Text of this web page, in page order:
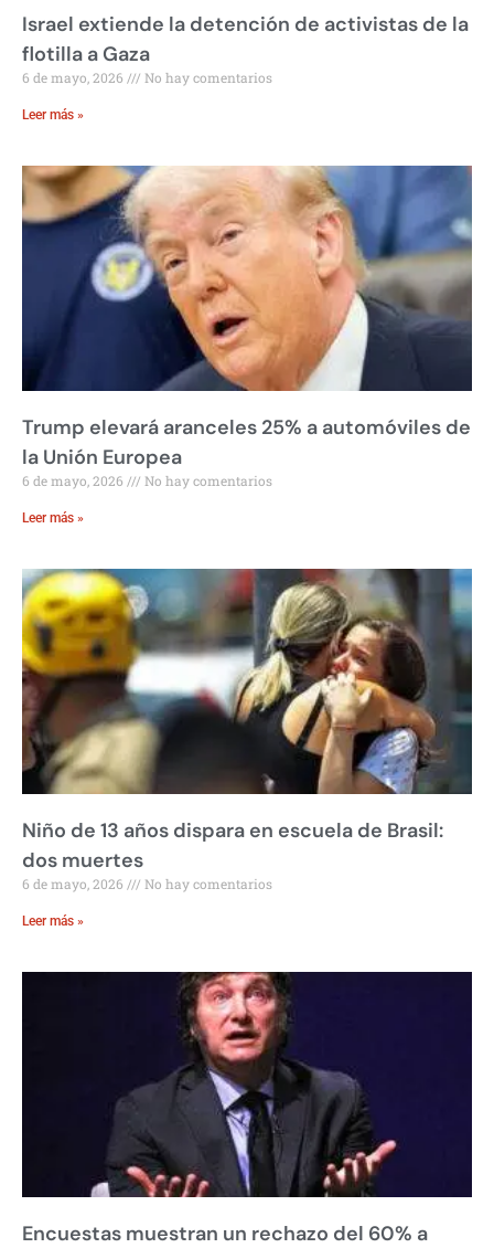
Israel extiende la detención de activistas de la
flotilla a Gaza
6 de mayo, 2026 No hay comentarios
Leer más »
Trump elevará aranceles 25% a automóviles de
la Unión Europea
6 de mayo, 2026 No hay comentarios
Leer más »
Niño de 13 años dispara en escuela de Brasil:
dos muertes
6 de mayo, 2026 No hay comentarios
Leer más »
Encuestas muestran un rechazo del 60% a